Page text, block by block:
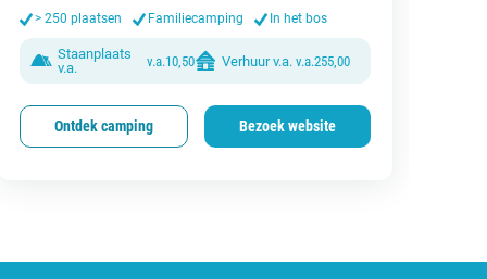
> 250 plaatsen Familiecamping In het bos
Staanplaats
v.a.
v.a.10,50 Verhuur v.a. v.a.255,00
Ontdek camping Bezoek website